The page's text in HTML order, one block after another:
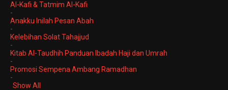
Al-Kafi & Tatmim Al-Kafi
-
Anakku Inilah Pesan Abah
-
Kelebihan Solat Tahajjud
-
Kitab Al-Taudhih Panduan Ibadah Haji dan Umrah
-
Promosi Sempena Ambang Ramadhan
-
Show All